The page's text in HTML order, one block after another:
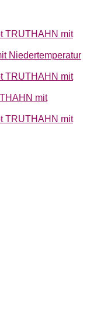
TRUTHAHN mit
Niedertemperatur
TRUTHAHN mit
mit
TRUTHAHN mit